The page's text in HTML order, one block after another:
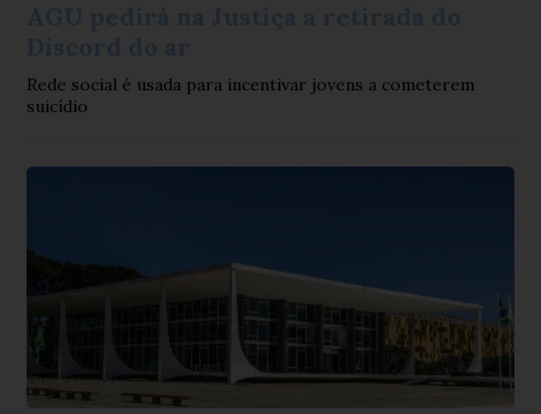
Rede social é usada para incentivar jovens a cometerem
suicídio